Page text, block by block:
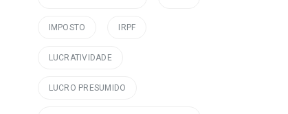
IMPOSTO IRPF
LUCRATIVIDADE
LUCRO PRESUMIDO